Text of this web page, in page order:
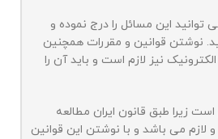
این مسائل را درج نموده و
نوشتن قوانین و مقررات همچنین
نیز لازم است و باید آن را
است زیرا طبق قانون ایران مطالعه
می باشد و با نوشتن این قوانین